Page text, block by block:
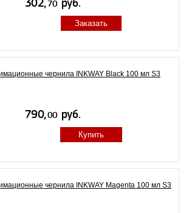
Заказать
чернила INKWAY Black 100 мл S3
Купить
чернила INKWAY Magenta 100 мл S3